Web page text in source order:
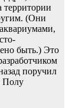
(Они
быть.) Это
поручил
Полу